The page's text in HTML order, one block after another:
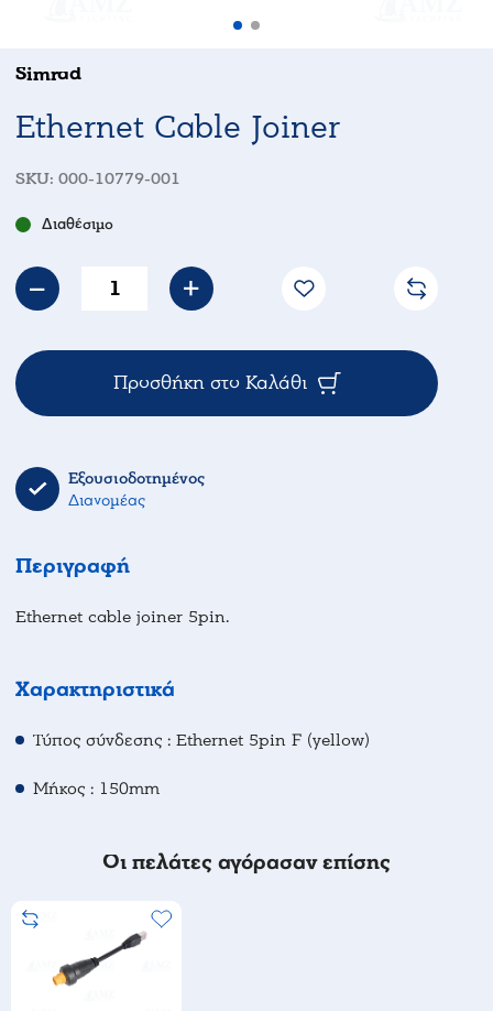
Simrad
Ethernet Cable Joiner
SKU: 000-10779-001
Διαθέσιμο
Προσθήκη στο Καλάθι
Εξουσιοδοτημένος
Διανομέας
Περιγραφή
Ethernet cable joiner 5pin.
Χαρακτηριστικά
Τύπος σύνδεσης : Ethernet 5pin F (yellow)
Μήκος : 150mm
Οι πελάτες αγόρασαν επίσης